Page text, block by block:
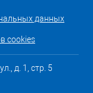
данных
cookies
д. 1, стр. 5